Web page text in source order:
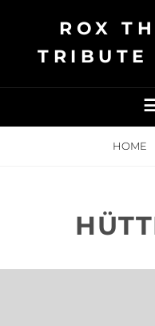
ROX
TRIBUTE
HOME